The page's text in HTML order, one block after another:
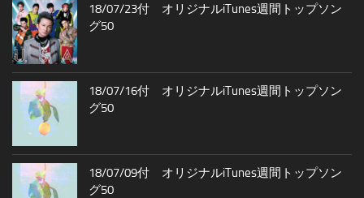
18/07/23付 オリジナルiTunes週間トップソン
グ50
18/07/16付 オリジナルiTunes週間トップソン
グ50
18/07/09付 オリジナルiTunes週間トップソン
グ50